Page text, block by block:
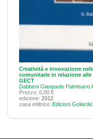
Creatività e innovazione
comunitarie in relazione
GECT
Dabbeni Gianpaolo Palmisano
Prezzo: 0,00 €
edizione: 2012
casa editrice: Edizioni